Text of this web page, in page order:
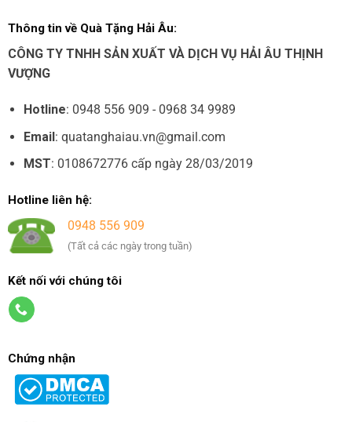
Thông tin về Quà Tặng Hải Âu:
CÔNG TY TNHH SẢN XUẤT VÀ DỊCH VỤ HẢI ÂU THỊNH
VƯỢNG
Hotline: 0948 556 909 - 0968 34 9989
Email: quatanghaiau.vn@gmail.com
MST: 0108672776 cấp ngày 28/03/2019
Hotline liên hệ:
0948 556 909
(Tất cả các ngày trong tuần)
Kết nối với chúng tôi
Chứng nhận